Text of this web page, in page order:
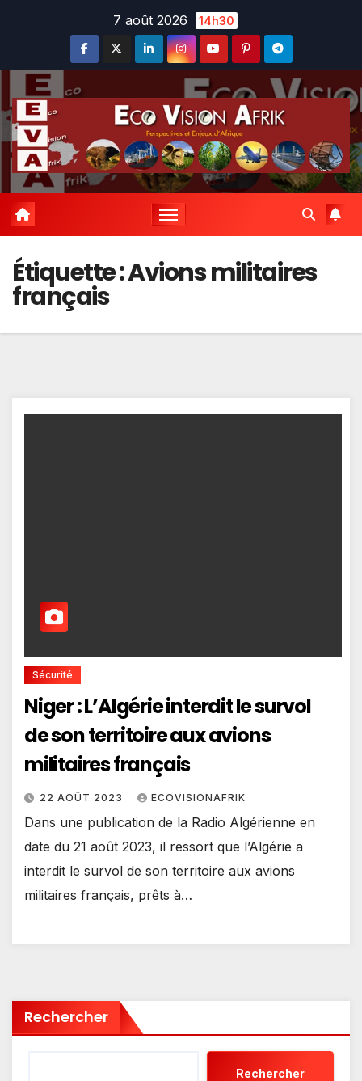
7 août 2026 14h30
Étiquette :Avions militaires
français
Sécurité
Niger : L’Algérie interdit le survol
de son territoire aux avions
militaires français
22 AOÛT 2023 ECOVISIONAFRIK
Dans une publication de la Radio Algérienne en
date du 21 août 2023, il ressort que l’Algérie a
interdit le survol de son territoire aux avions
militaires français, prêts à…
Rechercher
Rechercher